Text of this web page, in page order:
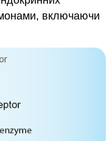
включаючи